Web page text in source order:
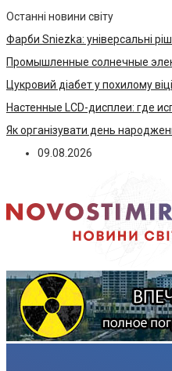
Останні новини світу
Фарби Sniezka: універсальні
Промышленные солнечные
Цукровий діабет у похилому
Настенные LCD-дисплеи: где
Як організувати день
09.08.2026